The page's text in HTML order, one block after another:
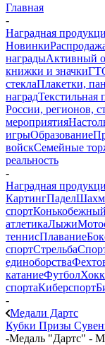
Главная
-
Наградная
Новинки
наградыАктивный
книжки и значки
стеклаПлакетки,
наградТекстильная
России, регионов,
мероприятия
игрыОбразование
войскСемейные
реальность
-
Наградная
КартингПадел
спорт
атлетикаЛыжи
теннисПлавание
спортСтрельба
единоборства
катаниеФутбол
спортаКиберспорт
-
Медали Дартс
Кубки Призы
-Медаль "Дартс" -